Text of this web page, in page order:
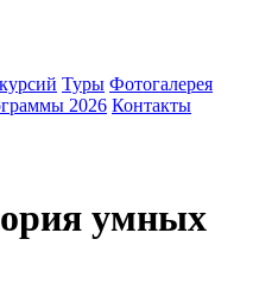
Туры Фотогалерея
2026 Контакты
умных